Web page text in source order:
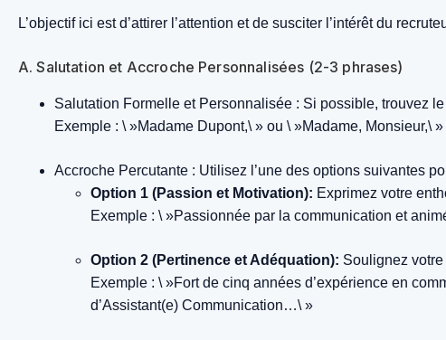
L’objectif ici est d’attirer l’attention et de susciter l’intérêt du
A. Salutation et Accroche Personnalisées (2-3 phrases)
Salutation Formelle et Personnalisée : Si possible, trouvez
Exemple : \ »Madame Dupont,\ » ou \ »Madame, Monsieur,\ »
Accroche Percutante : Utilisez l’une des options suivantes
Option 1 (Passion et Motivation): Exprimez votre
Exemple : \ »Passionnée par la communication et
Option 2 (Pertinence et Adéquation): Soulignez
Exemple : \ »Fort de cinq années d’expérience en
d’Assistant(e) Communication…\ »